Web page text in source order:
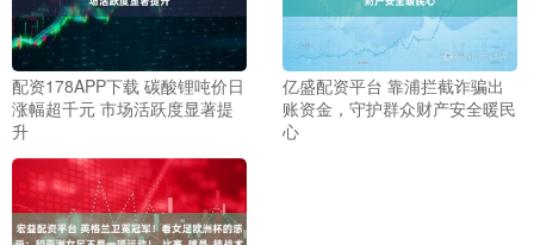
配资178APP下载 碳酸锂吨价日
涨幅超千元 市场活跃度显著提
升
亿盛配资平台 靠浦拦截诈骗出
账资金，守护群众财产安全暖民
心